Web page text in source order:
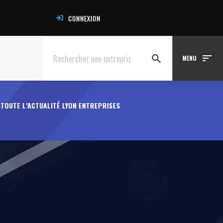
CONNEXION
search MENU sort
TOUTE L’ACTUALITÉ LYON ENTREPRISES